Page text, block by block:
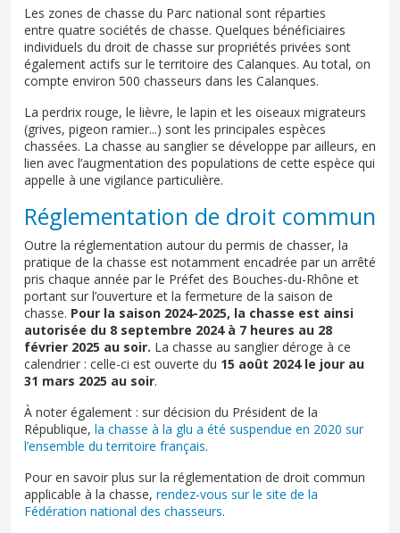
Les zones de chasse du Parc national sont réparties
entre quatre sociétés de chasse. Quelques bénéficiaires
individuels du droit de chasse sur propriétés privées sont
également actifs sur le territoire des Calanques. Au total, on
compte environ 500 chasseurs dans les Calanques.
La perdrix rouge, le lièvre, le lapin et les oiseaux migrateurs
(grives, pigeon ramier...) sont les principales espèces
chassées. La chasse au sanglier se développe par ailleurs, en
lien avec l’augmentation des populations de cette espèce qui
appelle à une vigilance particulière.
Réglementation de droit commun
Outre la réglementation autour du permis de chasser, la
pratique de la chasse est notamment encadrée par un arrêté
pris chaque année par le Préfet des Bouches-du-Rhône et
portant sur l’ouverture et la fermeture de la saison de
chasse. Pour la saison 2024-2025, la chasse est ainsi
autorisée du 8 septembre 2024 à 7 heures au 28
février 2025 au soir. La chasse au sanglier déroge à ce
calendrier : celle-ci est ouverte du 15 août 2024 le jour au
31 mars 2025 au soir.
À noter également : sur décision du Président de la
République, la chasse à la glu a été suspendue en 2020 sur
l’ensemble du territoire français.
Pour en savoir plus sur la réglementation de droit commun
applicable à la chasse, rendez-vous sur le site de la
Fédération national des chasseurs.